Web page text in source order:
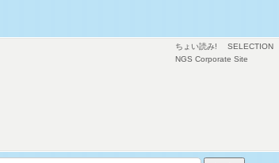
ちょい読み! SELECTION
NGS Corporate Site